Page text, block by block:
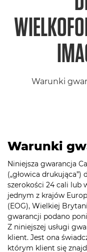
Warunki
Warunki
Niniejsza gwarancja
(„głowica drukująca”)
szerokości 24 cali lub
jednym z krajów
(EOG), Wielkiej
gwarancji podano
Z niniejszej usługi
klient. Jest ona
którym klient się